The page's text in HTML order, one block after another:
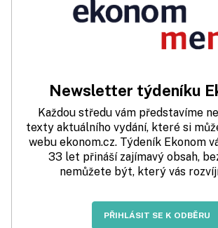
Newsletter týdeníku
Každou středu vám představíme
texty aktuálního vydání, které si
webu ekonom.cz. Týdeník Ekonom
33 let přináší zajímavý obsah,
nemůžete být, který vás
PŘIHLÁSIT SE K ODBĚRU